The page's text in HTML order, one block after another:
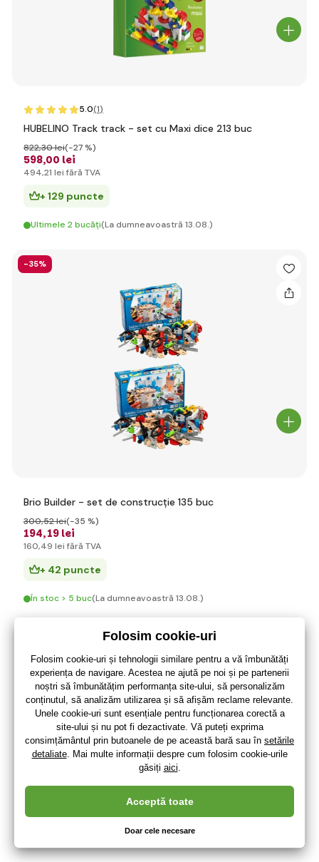
5.0(1)
HUBELINO Track track - set cu Maxi dice 213 buc
598,00 lei
822,30 lei(-27 %)
494,21 lei fără TVA
+ 129 puncte
Ultimele 2 bucăți(La dumneavoastră 13.08.)
-35%
Brio Builder - set de construcție 135 buc
194,19 lei
300,52 lei(-35 %)
160,49 lei fără TVA
+ 42 puncte
În stoc > 5 buc(La dumneavoastră 13.08.)